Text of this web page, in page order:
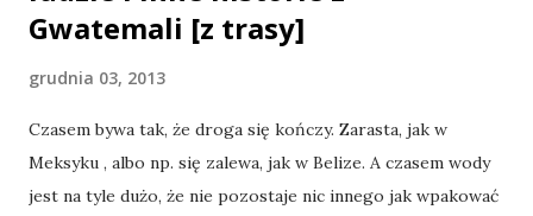
Gwatemali [z trasy]
grudnia 03, 2013
Czasem bywa tak, że droga się kończy. Zarasta, jak w
Meksyku , albo np. się zalewa, jak w Belize. A czasem wody
jest na tyle dużo, że nie pozostaje nic innego jak wpakować